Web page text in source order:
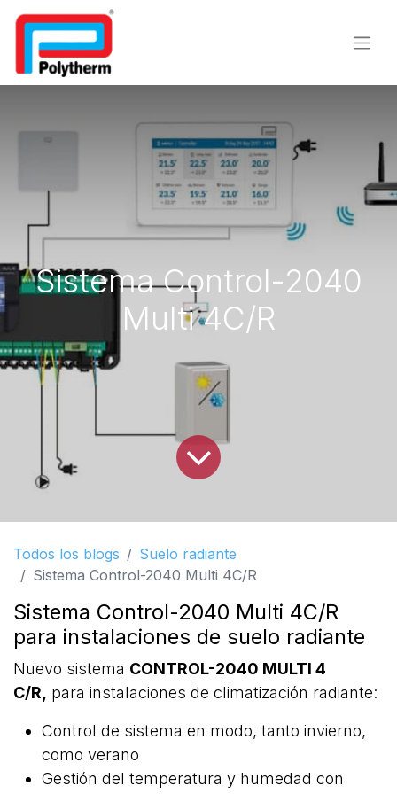
Sistema Control-2040
Multi 4C/R
Todos los blogs
Suelo radiante
Sistema Control-2040 Multi 4C/R
Sistema Control-2040 Multi 4C/R
para instalaciones de suelo radiante
Nuevo sistema CONTROL-2040 MULTI 4
C/R,
para instalaciones de climatización radiante:
Control de sistema en modo, tanto invierno,
como verano
Gestión del temperatura y humedad con